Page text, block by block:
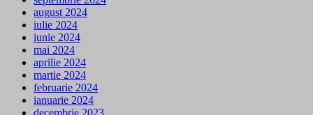
august 2024
iulie 2024
iunie 2024
mai 2024
aprilie 2024
martie 2024
februarie 2024
ianuarie 2024
decembrie 2023